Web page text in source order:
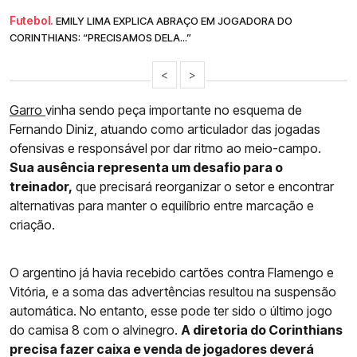
Futebol. EMILY LIMA EXPLICA ABRAÇO EM JOGADORA DO
CORINTHIANS: “PRECISAMOS DELA...”
< >
Garro vinha sendo peça importante no esquema de
Fernando Diniz, atuando como articulador das jogadas
ofensivas e responsável por dar ritmo ao meio-campo.
Sua ausência representa um desafio para o
treinador, que precisará reorganizar o setor e encontrar
alternativas para manter o equilíbrio entre marcação e
criação.
O argentino já havia recebido cartões contra Flamengo e
Vitória, e a soma das advertências resultou na suspensão
automática. No entanto, esse pode ter sido o último jogo
do camisa 8 com o alvinegro. A diretoria do Corinthians
precisa fazer caixa e venda de jogadores deverá